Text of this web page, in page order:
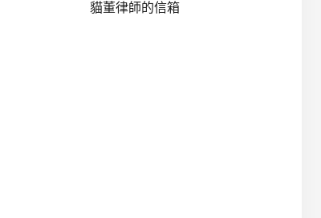
貓董律師的信箱